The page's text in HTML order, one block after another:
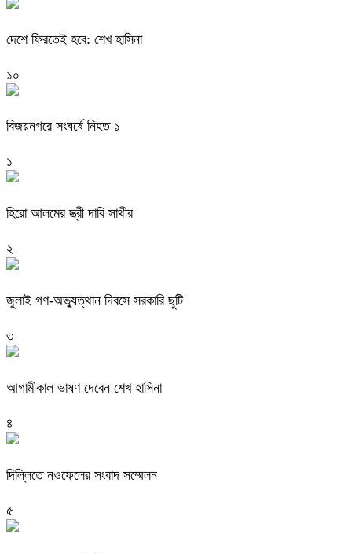
দেশে ফিরতেই হবে: শেখ হাসিনা
১০
বিজয়নগরে সংঘর্ষে নিহত ১
১
হিরো আলমের স্ত্রী দাবি সাথীর
২
জুলাই গণ-অভ্যুত্থান দিবসে সরকারি ছুটি
৩
আগামীকাল ভাষণ দেবেন শেখ হাসিনা
৪
দিল্লিতে নওফেলের সংবাদ সম্মেলন
৫